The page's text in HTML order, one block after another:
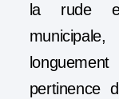
la rude
pertinence